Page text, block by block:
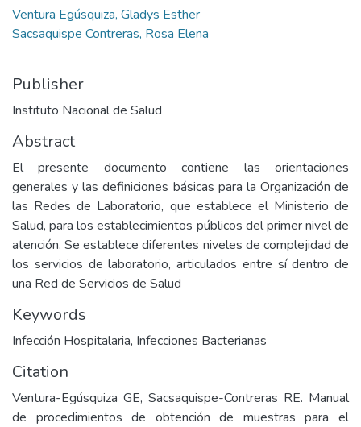
Ventura Egúsquiza, Gladys Esther
Sacsaquispe Contreras, Rosa Elena
Publisher
Instituto Nacional de Salud
Abstract
El presente documento contiene las orientaciones
generales y las definiciones básicas para la Organización de
las Redes de Laboratorio, que establece el Ministerio de
Salud, para los establecimientos públicos del primer nivel de
atención. Se establece diferentes niveles de complejidad de
los servicios de laboratorio, articulados entre sí dentro de
una Red de Servicios de Salud
Keywords
Infección Hospitalaria, Infecciones Bacterianas
Citation
Ventura-Egúsquiza GE, Sacsaquispe-Contreras RE. Manual
de procedimientos de obtención de muestras para el